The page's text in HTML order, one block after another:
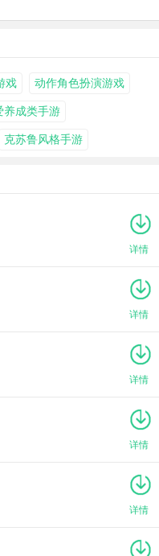
戏 动作角色扮演游戏
养成类手游
克苏鲁风格手游
详情
详情
详情
详情
详情